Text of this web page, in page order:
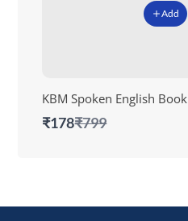
Add
KBM Spoken English Book
₹178Compare
₹799